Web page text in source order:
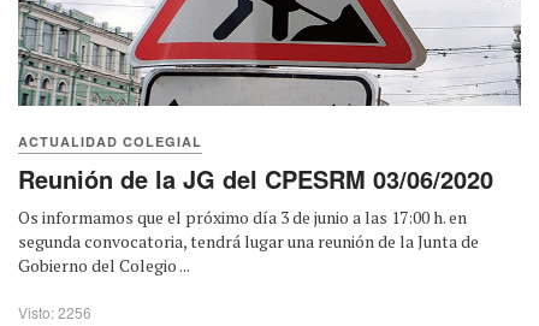
ACTUALIDAD COLEGIAL
Reunión de la JG del CPESRM 03/06/2020
Os informamos que el próximo día 3 de junio a las 17:00 h. en
segunda convocatoria, tendrá lugar una reunión de la Junta de
Gobierno del Colegio ...
Visto: 2256